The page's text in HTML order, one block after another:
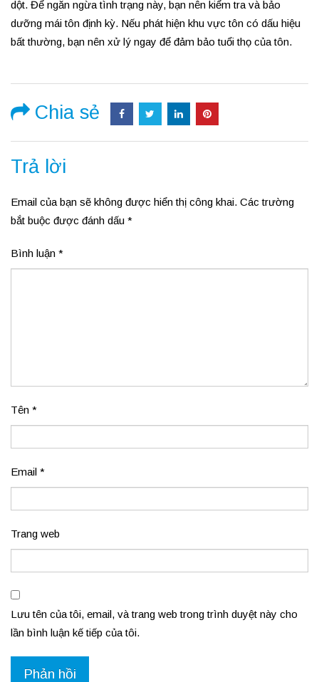
dột. Để ngăn ngừa tình trạng này, bạn nên kiểm tra và bảo
dưỡng mái tôn định kỳ. Nếu phát hiện khu vực tôn có dấu hiệu
bất thường, bạn nên xử lý ngay để đảm bảo tuổi thọ của tôn.
Chia sẻ
Trả lời
Email của bạn sẽ không được hiển thị công khai. Các trường
bắt buộc được đánh dấu *
Bình luận *
Tên *
Email *
Trang web
Lưu tên của tôi, email, và trang web trong trình duyệt này cho
lần bình luận kế tiếp của tôi.